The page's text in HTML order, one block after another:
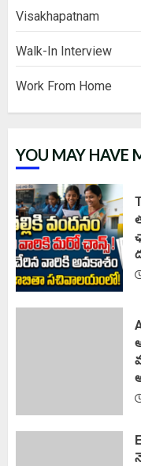
Visakhapatnam
Walk-In Interview
Work From Home
YOU MAY HAVE